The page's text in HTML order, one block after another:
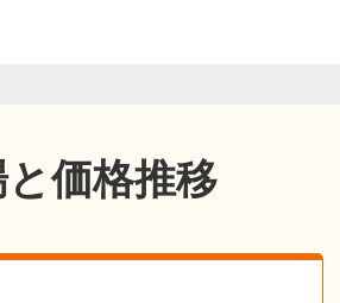
価格推移